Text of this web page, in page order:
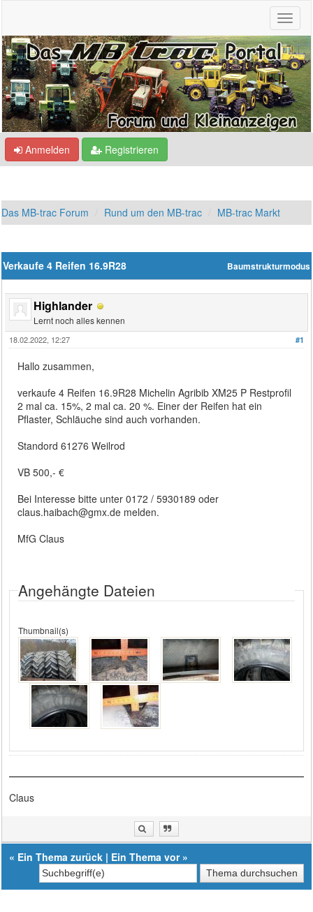
Anmelden Registrieren
Das MB-trac Forum Rund um den MB-trac MB-trac Markt
Baumstrukturmodus
Verkaufe 4 Reifen 16.9R28
Highlander
Lernt noch alles kennen
#1
18.02.2022, 12:27
Hallo zusammen,
verkaufe 4 Reifen 16.9R28 Michelin Agribib XM25 P Restprofil
2 mal ca. 15%, 2 mal ca. 20 %. Einer der Reifen hat ein
Pflaster, Schläuche sind auch vorhanden.
Standord 61276 Weilrod
VB 500,- €
Bei Interesse bitte unter 0172 / 5930189 oder
claus.haibach@gmx.de melden.
MfG Claus
Angehängte Dateien
Thumbnail(s)
Claus
« Ein Thema zurück | Ein Thema vor»